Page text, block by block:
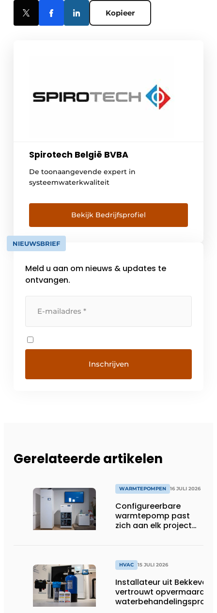
Kopieer
Spirotech België BVBA
De toonaangevende expert in
systeemwaterkwaliteit
Bekijk Bedrijfsprofiel
NIEUWSBRIEF
Meld u aan om nieuws & updates te
ontvangen.
Gerelateerde artikelen
WARMTEPOMPEN 16 JULI 2026
Configureerbare
warmtepomp past
zich aan elk project
HVAC 15 JULI 2026
Installateur uit
vertrouwt opvermaarde